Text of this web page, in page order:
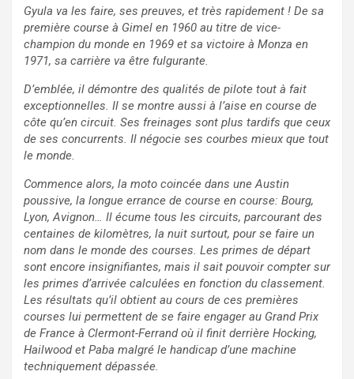
Gyula va les faire, ses preuves, et très rapidement ! De sa
première course à Gimel en 1960 au titre de vice-
champion du monde en 1969 et sa victoire à Monza en
1971, sa carrière va être fulgurante.
D’emblée, il démontre des qualités de pilote tout à fait
exceptionnelles. Il se montre aussi à l’aise en course de
côte qu’en circuit. Ses freinages sont plus tardifs que ceux
de ses concurrents. Il négocie ses courbes mieux que tout
le monde.
Commence alors, la moto coincée dans une Austin
poussive, la longue errance de course en course: Bourg,
Lyon, Avignon… Il écume tous les circuits, parcourant des
centaines de kilomètres, la nuit surtout, pour se faire un
nom dans le monde des courses. Les primes de départ
sont encore insignifiantes, mais il sait pouvoir compter sur
les primes d’arrivée calculées en fonction du classement.
Les résultats qu’il obtient au cours de ces premières
courses lui permettent de se faire engager au Grand Prix
de France à Clermont-Ferrand où il finit derrière Hocking,
Hailwood et Paba malgré le handicap d’une machine
techniquement dépassée.